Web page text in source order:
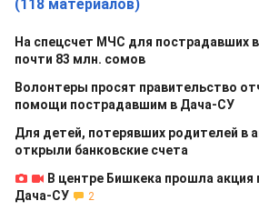
(118 материалов)
На спецсчет МЧС для пострадавших
почти 83 млн. сомов
Волонтеры просят правительство
помощи пострадавшим в Дача-СУ
Для детей, потерявших родителей в
открыли банковские счета
В центре Бишкека прошла акция
Дача-СУ
2